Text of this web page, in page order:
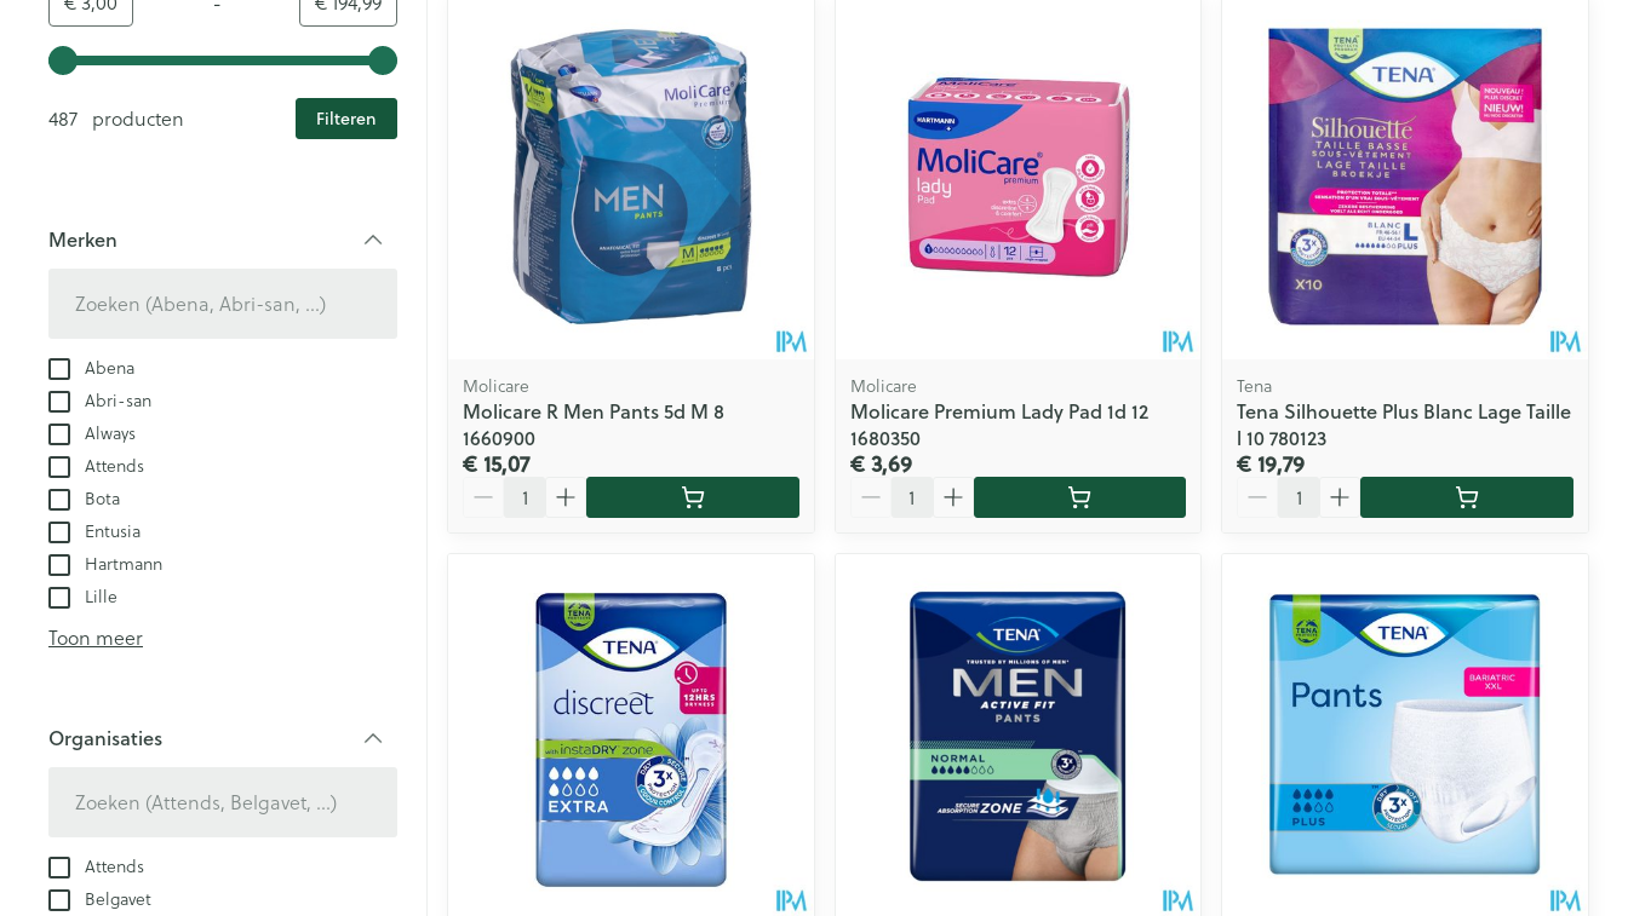
Gebruik de pijltjestoetsen links en rechts om de minimale en maximale prijswaarden aan te passen.
487 producten
Filteren
Merken
Abena
Abri-san
Always
Attends
Bota
Entusia
Hartmann
Lille
Toon meer
Organisaties
Attends
Belgavet
Molicare
Molicare R Men Pants 5d M 8
1660900
€ 15,07
Molicare
Molicare Premium Lady Pad 1d 12
1680350
€ 3,69
Tena
Tena Silhouette Plus Blanc Lage Taille
l 10 780123
€ 19,79